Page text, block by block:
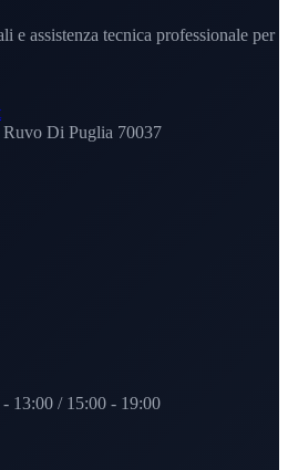
e assistenza tecnica professionale per
Di Puglia 70037
13:00 / 15:00 - 19:00